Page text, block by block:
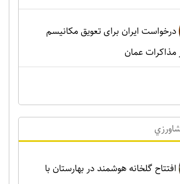
درخواست ایران برای تعویق مکانیسم
مذاکرات عمان
افتتاح گلخانه هوشمند در بهارستان با